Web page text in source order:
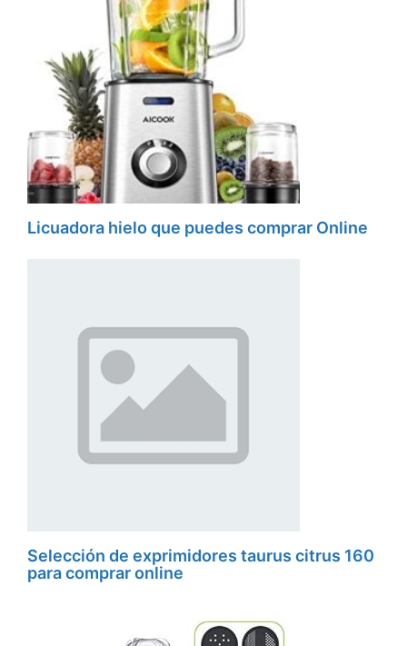
Licuadora hielo que puedes comprar Online
Selección de exprimidores taurus citrus 160
para comprar online